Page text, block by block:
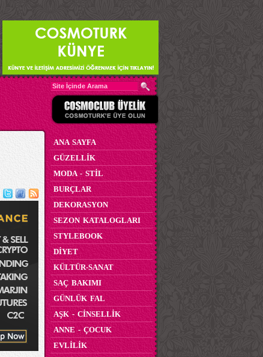
ANA SAYFA
GÜZELLİK
MODA - STİL
BURÇLAR
DEKORASYON
SEZON KATALOGLARI
STYLEBOOK
DİYET
KÜLTÜR-SANAT
SAÇ BAKIMI
GÜNLÜK FAL
AŞK - CİNSELLİK
ANNE - ÇOCUK
EVLİLİK